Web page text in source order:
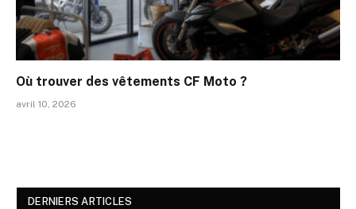
Où trouver des vêtements CF Moto ?
avril 10, 2026
DERNIERS ARTICLES